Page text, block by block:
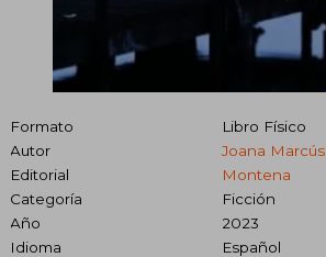
Formato
Libro Físico
Autor
Joana Marcús
Editorial
Montena
Categoría
Ficción
Año
2023
Idioma
Español